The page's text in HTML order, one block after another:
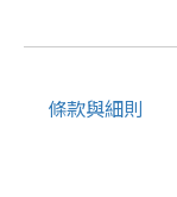
條款與細則